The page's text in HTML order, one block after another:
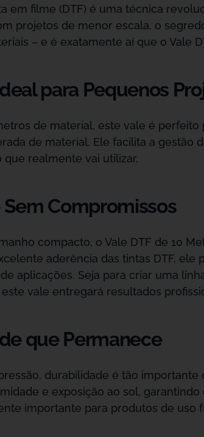
em filme (DTF) é uma técnica
projetos de menor escala, o
– e é exatamente aí que o Vale
para Pequenos
de material, este vale é
de material. Ele facilita a gestão
que realmente vai utilizar.
Compromissos
compacto, o Vale DTF de 10
aderência das tintas DTF,
aplicações. Seja para criar uma
vale entregará resultados
que Permanece
durabilidade é tão
e exposição ao sol,
importante para produtos de